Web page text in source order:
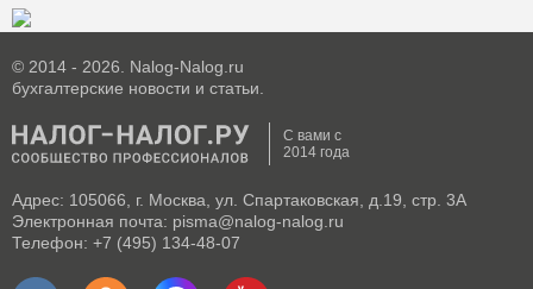
© 2014 - 2026. Nalog-Nalog.ru
бухгалтерские новости и статьи.
С вами с
2014 года
Адрес: 105066, г. Москва, ул. Спартаковская, д.19, стр. 3А
Электронная почта: pisma@nalog-nalog.ru
Телефон: +7 (495) 134-48-07